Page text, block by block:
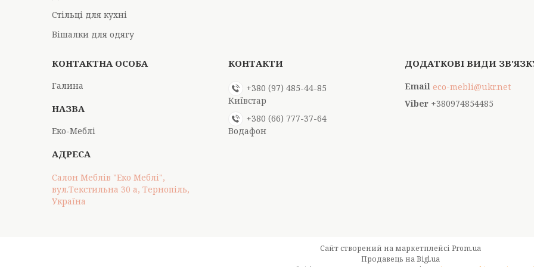
Стільці для кухні
Вішалки для одягу
Галина
Еко-Меблі
Салон Меблів "Еко Меблі",
вул.Текстильна 30 а, Тернопіль,
Україна
+380 (97) 485-44-85
Київстар
+380 (66) 777-37-64
Водафон
eco-mebli@ukr.net
+380974854485
Сайт створений на маркетплейсі Prom.ua
Продавець на Bigl.ua